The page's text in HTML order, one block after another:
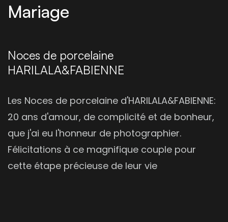
Mariage
Noces de porcelaine
HARILALA&FABIENNE
Les Noces de porcelaine d'HARILALA&FABIENNE:
20 ans d'amour, de complicité et de bonheur,
que j'ai eu l'honneur de photographier.
Félicitations à ce magnifique couple pour
cette étape précieuse de leur vie